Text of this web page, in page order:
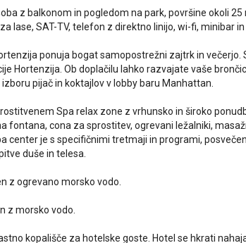
z balkonom in pogledom na park, površine okoli
lase, SAT-TV, telefon z direktno linijo, wi-fi, minibar
ponuja bogat samopostrežni zajtrk in večerjo.
Hortenzija. Ob doplačilu lahko razvajate vaše
pijač in koktajlov v lobby baru Manhattan.
Spa relax zone z vrhunsko in široko
fontana, cona za sprostitev, ogrevani ležalniki,
center je s specifičnimi tretmaji in programi,
duše in telesa.
z ogrevano morsko vodo.
z morsko vodo.
kopališče za hotelske goste. Hotel se hkrati